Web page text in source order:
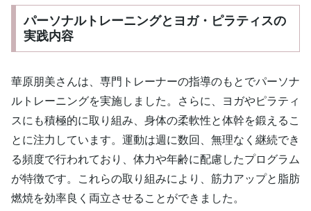
パーソナルトレーニングとヨガ・ピラティスの
実践内容
華原朋美さんは、専門トレーナーの指導のもとでパーソナ
ルトレーニングを実施しました。さらに、ヨガやピラティ
スにも積極的に取り組み、身体の柔軟性と体幹を鍛えるこ
とに注力しています。運動は週に数回、無理なく継続でき
る頻度で行われており、体力や年齢に配慮したプログラム
が特徴です。これらの取り組みにより、筋力アップと脂肪
燃焼を効率良く両立させることができました。